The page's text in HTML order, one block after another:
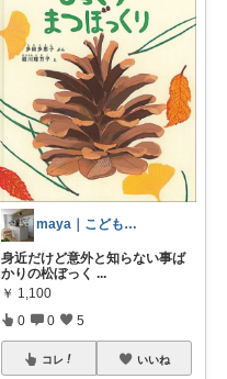
maya｜こどもと快適に暮らす🍃
身近だけど意外と知らない事ば
かりの松ぼっく ...
￥ 1,100
0 0 5
コレ いいね